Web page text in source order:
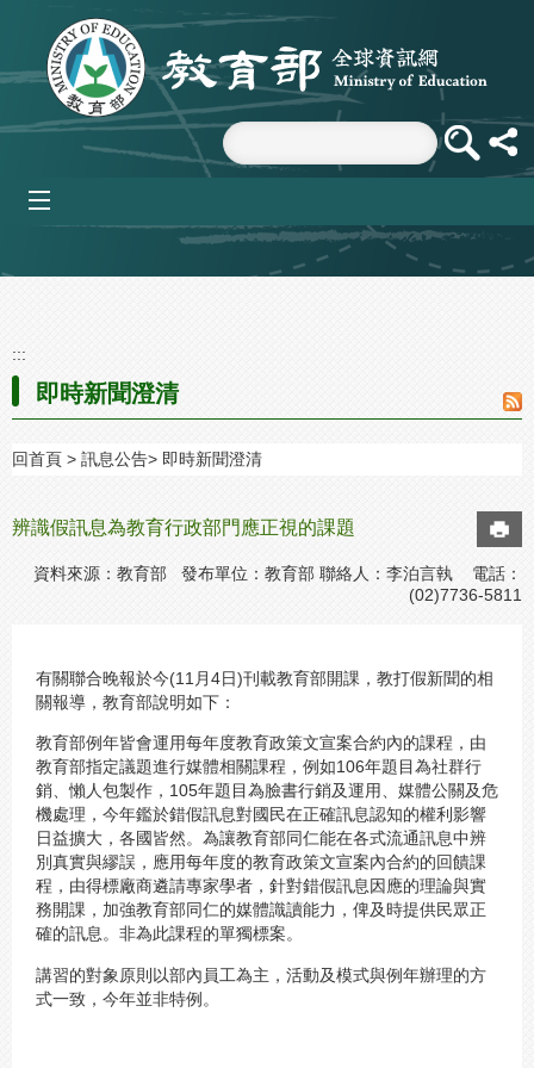
跳到主要內容區塊
:::
即時新聞澄清
回首頁 訊息公告 即時新聞澄清
辨識假訊息為教育行政部門應正視的課題
資料來源：教育部 發布單位：教育部 聯絡人：李泊言執 電話：
(02)7736-5811
有關聯合晚報於今(11月4日)刊載教育部開課，教打假新聞的相
關報導，教育部說明如下：
教育部例年皆會運用每年度教育政策文宣案合約內的課程，由
教育部指定議題進行媒體相關課程，例如106年題目為社群行
銷、懶人包製作，105年題目為臉書行銷及運用、媒體公關及危
機處理，今年鑑於錯假訊息對國民在正確訊息認知的權利影響
日益擴大，各國皆然。為讓教育部同仁能在各式流通訊息中辨
別真實與繆誤，應用每年度的教育政策文宣案內合約的回饋課
程，由得標廠商遴請專家學者，針對錯假訊息因應的理論與實
務開課，加強教育部同仁的媒體識讀能力，俾及時提供民眾正
確的訊息。非為此課程的單獨標案。
講習的對象原則以部內員工為主，活動及模式與例年辦理的方
式一致，今年並非特例。